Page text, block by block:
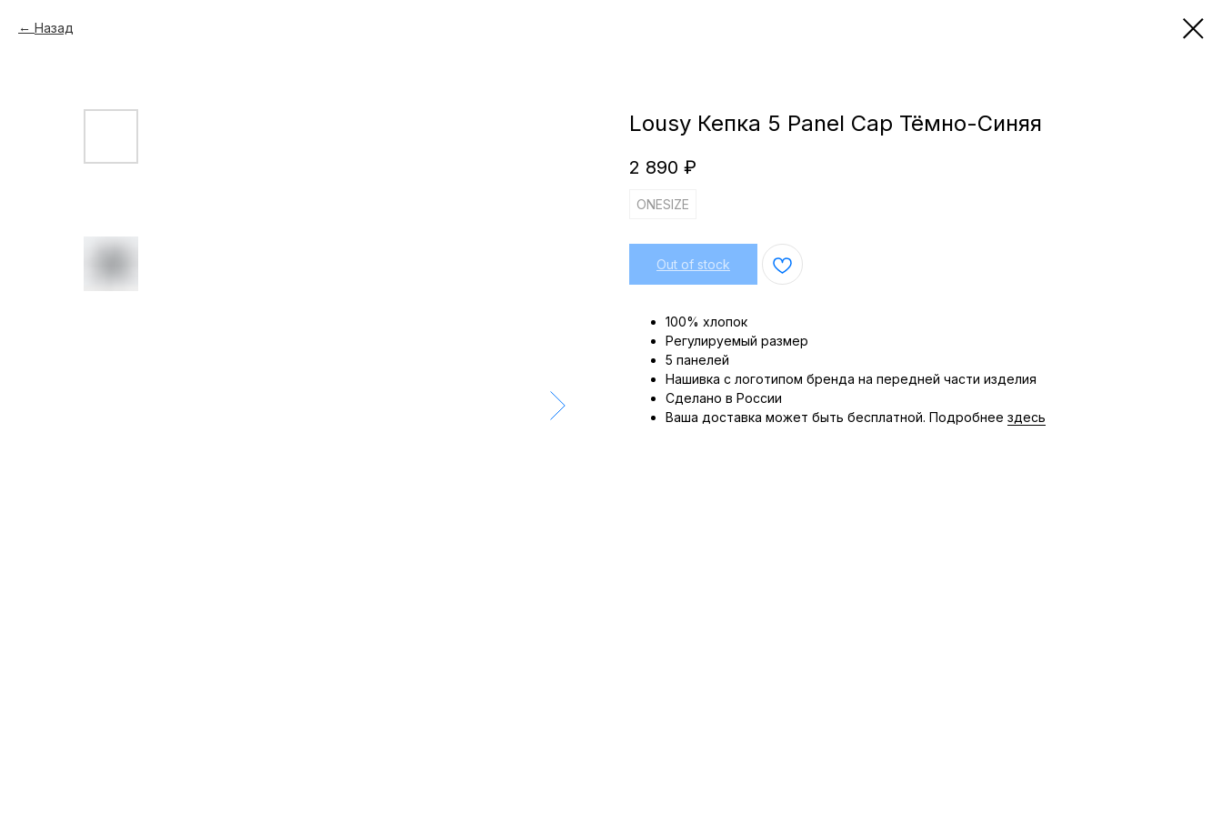
Назад
Lousy Кепка 5 Panel Cap Тёмно-Синяя
2 890 ₽
ONESIZE
Out of stock
100% хлопок
Регулируемый размер
5 панелей
Нашивка с логотипом бренда на передней части изделия
Сделано в России
Ваша доставка может быть бесплатной. Подробнее здесь